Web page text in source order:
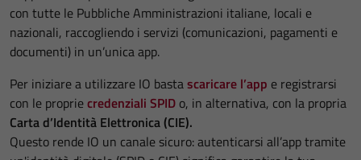
con tutte le Pubbliche Amministrazioni italiane, locali e
nazionali, raccogliendo i servizi (comunicazioni, pagamenti e
documenti) in un’unica app.
Per iniziare a utilizzare IO bastascaricare l’app e registrarsi
con le propriecredenziali SPID o, in alternativa, con la propria
Carta d’Identità Elettronica (CIE).
Questo rende IO un canale sicuro: autenticarsi all’app tramite